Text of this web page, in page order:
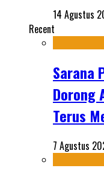
14 Agustus
Recent
Sarana
Dorong
Terus
7 Agustus